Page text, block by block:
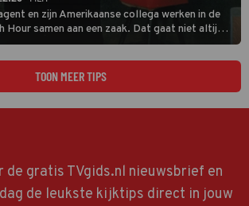
en zijn Amerikaanse collega werken in de
Hour samen aan een zaak. Dat gaat niet altijd
TOON MEER TIPS
de gratis TVgids.nl nieuwsbrief en
de leukste kijktips direct in jouw